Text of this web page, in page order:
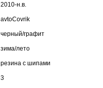
2010-н.в.
avtoCovrik
черный/графит
зима/лето
резина с шипами
3